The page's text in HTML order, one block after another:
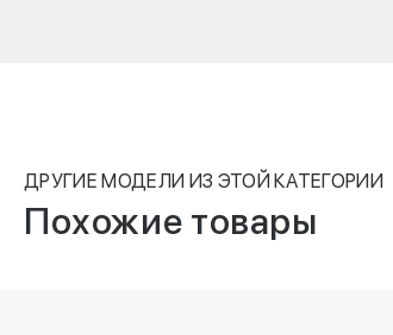
ДРУГИЕ МОДЕЛИ ИЗ ЭТОЙ КАТЕГОРИИ
Похожие товары